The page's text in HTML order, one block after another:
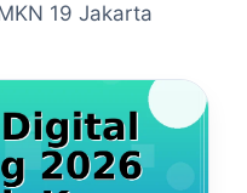
19 Jakarta